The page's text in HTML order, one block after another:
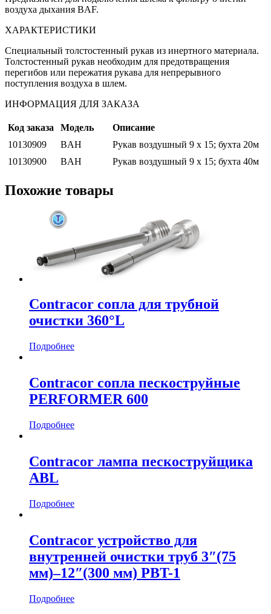
воздуха дыхания BAF.
ХАРАКТЕРИСТИКИ
Специальный толстостенный рукав из инертного материала.
Толстоcтенный рукав необходим для предотвращения
перегибов или пережатия рукава для непрерывного
поступления воздуха в шлем.
ИНФОРМАЦИЯ ДЛЯ ЗАКАЗА
Код заказа Модель
Описание
10130909
BAH
Рукав воздушный 9 x 15; бухта 20м
10130900
BAH Рукав воздушный 9 x 15; бухта 40м
Похожие товары
Contracor сопла для трубной
очистки 360°L
Подробнее
Contracor сопла пескоструйные
PERFORMER 600
Подробнее
Contracor лампа пескоструйщика
ABL
Подробнее
Contracor устройство для
внутренней очистки труб 3″(75
мм)–12″(300 мм) PBT-1
Подробнее